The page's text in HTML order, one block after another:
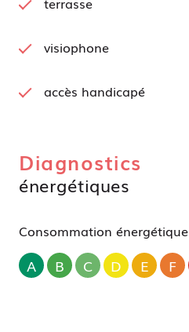
visiophone
accès handicapé
Diagnostics
énergétiques
Consommation énergétique
A B C D E F